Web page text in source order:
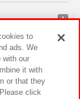
to
ads. We
with our
it with
or that they
click